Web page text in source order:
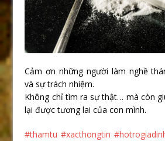
Cảm ơn những người làm nghề
và sự trách nhiệm.
Không chỉ tìm ra sự thật… mà còn
lại được tương lai của con mình.
#thamtu #xacthongtin